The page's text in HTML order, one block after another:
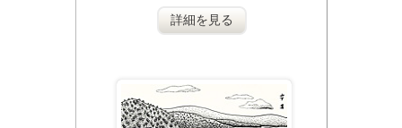
詳細を見る